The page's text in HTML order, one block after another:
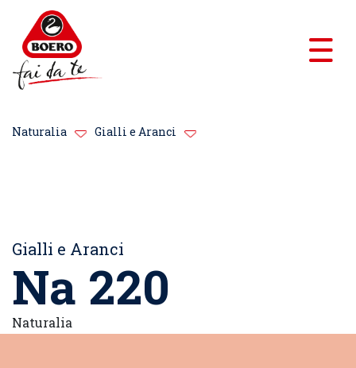
Naturalia Gialli e Aranci
Gialli e Aranci
Na 220
Naturalia